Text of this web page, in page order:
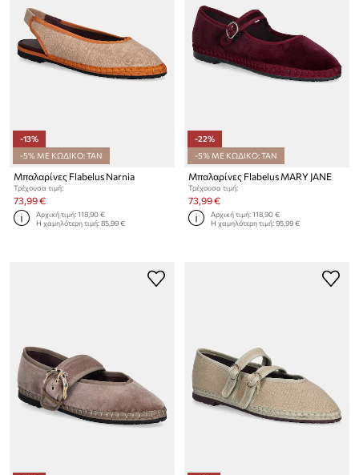
-13%
-5% ΜΕ ΚΩΔΙΚΟ: TAN
Μπαλαρίνες Flabelus Narnia
Τρέχουσα τιμή:
73,99 €
Αρχική τιμή:118,90 €
Η χαμηλότερη τιμή:85,99 €
-22%
-5% ΜΕ ΚΩΔΙΚΟ: TAN
Μπαλαρίνες Flabelus MARY JANE
Τρέχουσα τιμή:
73,99 €
Αρχική τιμή:118,90 €
Η χαμηλότερη τιμή:95,99 €